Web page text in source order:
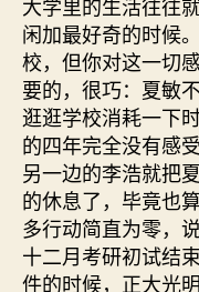
闲加最好奇的时候
校，但你对这一切
要的，很巧：夏敏
逛逛学校消耗一下
的四年完全没有感受
另一边的李浩就把
的休息了，毕竟也
多行动简直为零，
十二月考研初试结
件的时候，正大光